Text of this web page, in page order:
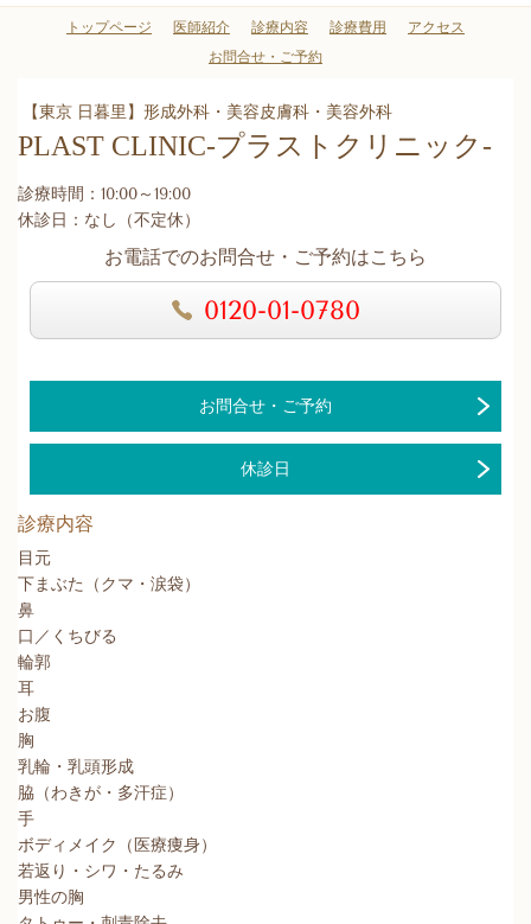
トップページ 医師紹介 診療内容 診療費用
アクセス
お問合せ・ご予約
【東京 日暮里】形成外科・美容皮膚科・美容外科
PLAST CLINIC-プラストクリニック-
診療時間：10:00～19:00
休診日：なし（不定休）
お電話でのお問合せ・ご予約はこちら
0120-01-0780
お問合せ・ご予約
休診日
診療内容
目元
下まぶた（クマ・涙袋）
鼻
口／くちびる
輪郭
耳
お腹
胸
乳輪・乳頭形成
脇（わきが・多汗症）
手
ボディメイク（医療痩身）
若返り・シワ・たるみ
男性の胸